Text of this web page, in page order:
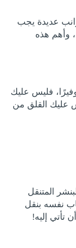
عديدة يجب
وأهم هذه
فليس عليك
عليك القلق من
المتنقل
نفسه بنقل
تأتي إليه!